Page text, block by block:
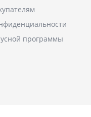
программы